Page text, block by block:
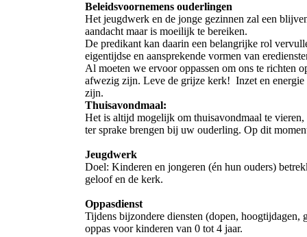
Beleidsvoornemens ouderlingen
Het jeugdwerk en de jonge gezinnen zal een
aandacht maar is moeilijk te bereiken.
De predikant kan daarin een belangrijke rol
eigentijdse en aansprekende vormen van
Al moeten we ervoor oppassen om ons te richten
afwezig zijn. Leve de grijze kerk! Inzet en
zijn.
Thuisavondmaal:
Het is altijd mogelijk om thuisavondmaal te
ter sprake brengen bij uw ouderling. Op dit
Jeugdwerk
Doel: Kinderen en jongeren (én hun ouders)
geloof en de kerk.
Oppasdienst
Tijdens bijzondere diensten (dopen, hoogtijdagen,
oppas voor kinderen van 0 tot 4 jaar.